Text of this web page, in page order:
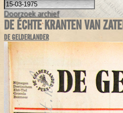
Doorzoek archief
DE ÉCHTE KRANTEN VAN
DE GELDERLANDER